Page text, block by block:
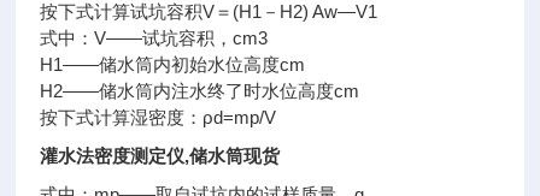
按下式计算试坑容积V＝(H1－H2) Aw—V1
式中：V——试坑容积，cm3
H1——储水筒内初始水位高度cm
H2——储水筒内注水终了时水位高度cm
按下式计算湿密度：ρd=mp/V
灌水法密度测定仪,储水筒现货